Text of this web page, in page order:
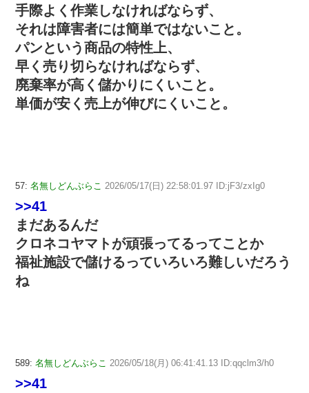
手際よく作業しなければならず、
それは障害者には簡単ではないこと。
パンという商品の特性上、
早く売り切らなければならず、
廃棄率が高く儲かりにくいこと。
単価が安く売上が伸びにくいこと。
57: 名無しどんぶらこ 2026/05/17(日) 22:58:01.97 ID:jF3/zxIg0
>>41
まだあるんだ
クロネコヤマトが頑張ってるってことか
福祉施設で儲けるっていろいろ難しいだろう
ね
589: 名無しどんぶらこ 2026/05/18(月) 06:41:41.13 ID:qqclm3/h0
>>41